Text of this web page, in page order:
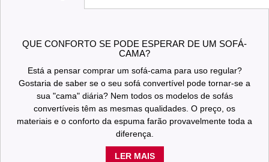
QUE CONFORTO SE PODE ESPERAR DE UM SOFÁ-
CAMA?
Está a pensar comprar um sofá-cama para uso regular?
Gostaria de saber se o seu sofá convertível pode tornar-se a
sua "cama" diária? Nem todos os modelos de sofás
convertíveis têm as mesmas qualidades. O preço, os
materiais e o conforto da espuma farão provavelmente toda a
diferença.
LER MAIS